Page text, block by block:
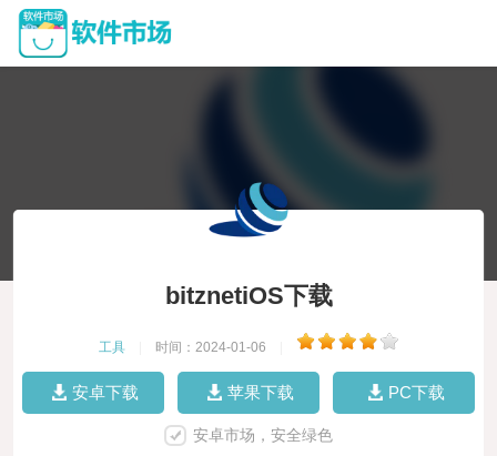
bitznetiOS下载
工具 时间：2024-01-06
安卓下载 苹果下载 PC下载
安卓市场，安全绿色